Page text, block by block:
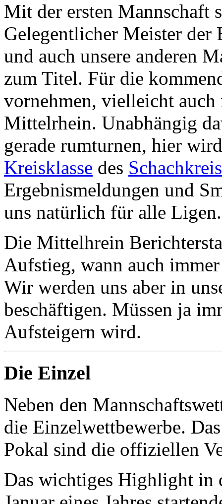
Mit der ersten Mannschaft
Gelegentlicher Meister der
und auch unsere anderen
zum Titel. Für die
vornehmen, vielleicht
Mittelrhein. Unabhängig
gerade rumturnen, hier
Kreisklasse des
Ergebnismeldungen und
uns natürlich für alle Ligen.
Die Mittelhrein
Aufstieg, wann auch
Wir werden uns aber in
beschäftigen. Müssen ja
Aufsteigern wird.
Die Einzel
Neben den
die Einzelwettbewerbe.
Pokal sind die offiziellen
Das wichtiges Highlight in